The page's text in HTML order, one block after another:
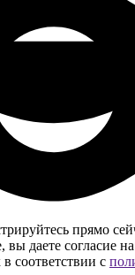
прямо
даете согласие
соответствии с